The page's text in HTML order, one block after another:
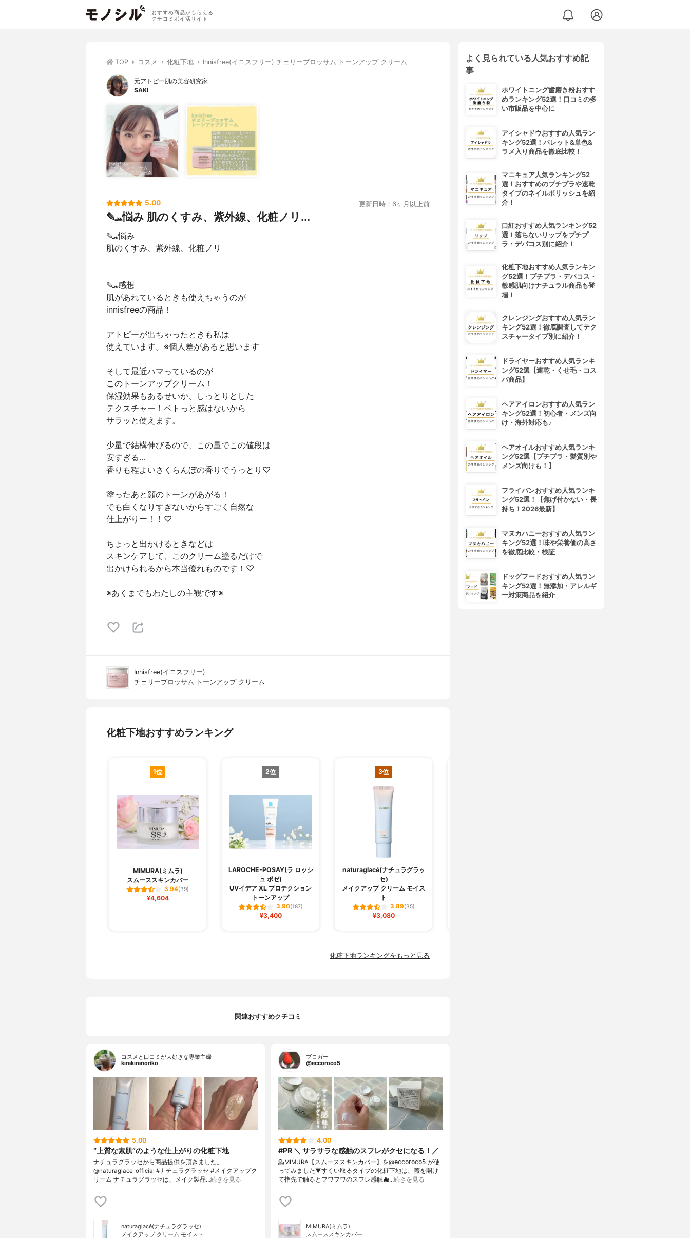
おすすめ商品がもらえる
クチコミポイ活サイト
TOP コスメ 化粧下地 Innisfree(イニスフリー) チェリーブロッサム トーンアップ クリーム
元アトピー肌の美容研究家
SAKI
5.00 更新日時：6ヶ月以上前
✎ܚ悩み 肌のくすみ、紫外線、化粧ノリ...
✎ܚ悩み
肌のくすみ、紫外線、化粧ノリ
✎ܚ感想
肌があれているときも使えちゃうのが
innisfreeの商品！
アトピーが出ちゃったときも私は
使えています。※個人差があると思います
そして最近ハマっているのが
このトーンアップクリーム！
保湿効果もあるせいか、しっとりとした
テクスチャー！ベトっと感はないから
サラッと使えます。
少量で結構伸びるので、この量でこの値段は
安すぎる…
香りも程よいさくらんぼの香りでうっとり♡
塗ったあと顔のトーンがあがる！
でも白くなりすぎないからすごく自然な
仕上がりー！！♡
ちょっと出かけるときなどは
スキンケアして、このクリーム塗るだけで
出かけられるから本当優れものです！♡
※あくまでもわたしの主観です※
Innisfree(イニスフリー)
チェリーブロッサム トーンアップ クリーム
化粧下地おすすめランキング
1位
MIMURA(ミムラ)
スムーススキンカバー
3.94(39)
¥4,604
2位
LAROCHE-POSAY(ラ ロッシ
ュ ポゼ)
UVイデア XL プロテクション
トーンアップ
3.90(187)
¥3,400
3位
naturaglacé(ナチュラグラッ
セ)
メイクアップ クリーム モイス
ト
3.89(35)
¥3,080
化粧下地ランキングをもっと見る
関連おすすめクチコミ
コスメと口コミが大好きな専業主婦
kirakiranoriko
5.00
“上質な素肌”のような仕上がりの化粧下地
ナチュラグラッセから商品提供を頂きました。
@naturaglace_official #ナチュラグラッセ #メイクアップク
リーム ナチュラグラッセは、メイク製品…続きを見る
naturaglacé(ナチュラグラッセ)
メイクアップ クリーム モイスト
ブロガー
@eccoroco5
4.00
#PR ＼ サラサラな感触のスフレがクセになる！／
💁MIMURA【スムーススキンカバー】を@𝖾𝖼𝖼𝗈𝗋𝗈𝖼𝗈𝟧 が使
ってみました⁡⁡▼⁡すくい取るタイプの化粧下地は、蓋を開け
て指先で触るとフワフワのスフレ感触☁…続きを見る
MIMURA(ミムラ)
スムーススキンカバー
よく見られている人気おすすめ記
事
ホワイトニング歯磨き粉おすす
めランキング52選！口コミの多
い市販品を中心に
アイシャドウおすすめ人気ラン
キング52選！パレット&単色&
ラメ入り商品を徹底比較！
マニキュア人気ランキング52
選！おすすめのプチプラや速乾
タイプのネイルポリッシュを紹
介！
口紅おすすめ人気ランキング52
選！落ちないリップをプチプ
ラ・デパコス別に紹介！
化粧下地おすすめ人気ランキン
グ52選！プチプラ・デパコス・
敏感肌向けナチュラル商品も登
場！
クレンジングおすすめ人気ラン
キング52選！徹底調査してテク
スチャータイプ別に紹介！
ドライヤーおすすめ人気ランキ
ング52選【速乾・くせ毛・コス
パ商品】
ヘアアイロンおすすめ人気ラン
キング52選！初心者・メンズ向
け・海外対応も♪
ヘアオイルおすすめ人気ランキ
ング52選【プチプラ・髪質別や
メンズ向けも！】
フライパンおすすめ人気ランキ
ング52選！【焦げ付かない・長
持ち！2026最新】
マヌカハニーおすすめ人気ラン
キング52選！味や栄養価の高さ
を徹底比較・検証
ドッグフードおすすめ人気ラン
キング52選！無添加・アレルギ
ー対策商品を紹介